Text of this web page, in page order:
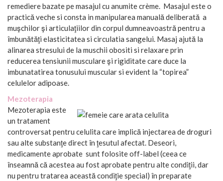
remediere bazate pe masajul cu anumite crème. Masajul este o
practică veche si consta in manipularea manuală deliberată a
muşchilor şi articulaţiilor din corpul dumneavoastră pentru a
îmbunătăţi elasticitatea si circulatia sangelui. Masaj ajută la
alinarea stresului de la muschii obositi si relaxare prin
reducerea tensiunii musculare şi rigiditate care duce la
imbunatatirea tonusului muscular si evident la “topirea”
celulelor adipoase.
Mezoterapia
Mezoterapia este
un tratament
controversat pentru celulita care implică injectarea de droguri
sau alte substanţe direct în ţesutul afectat. Deseori,
medicamente aprobate sunt folosite off-label (ceea ce
înseamnă că acestea au fost aprobate pentru alte condiţii, dar
nu pentru tratarea această condiţie special) în preparate